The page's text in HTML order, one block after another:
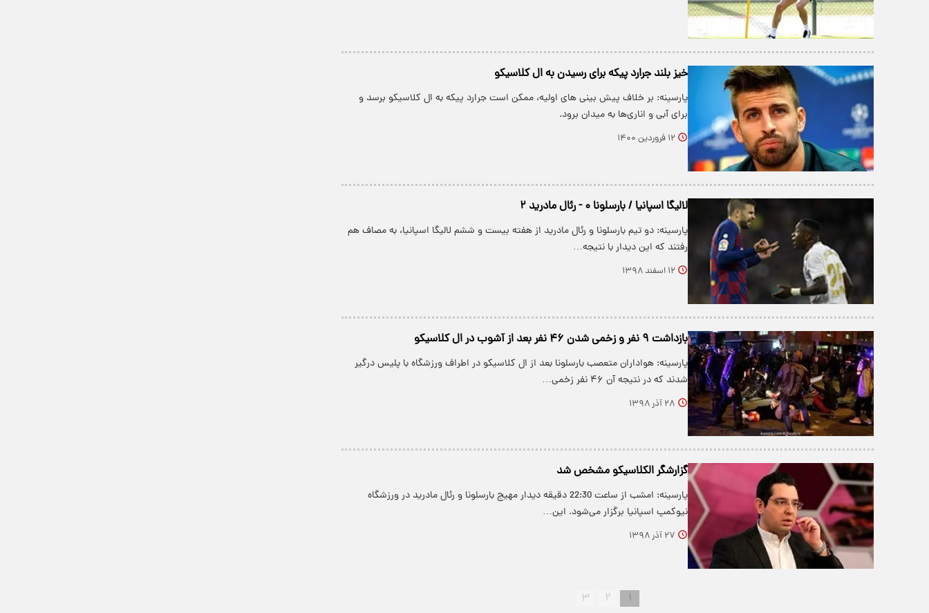
خیز بلند جرارد پیکه برای رسیدن به ال کلاسیکو
پارسینه: بر خلاف پیش بینی های اولیه، ممکن است جرارد پیکه به ال کلاسیکو برسد و
برای آبی و اناری‌ها به میدان برود.
۱۲ فروردین ۱۴۰۰
لالیگا اسپانیا / بارسلونا ۰ - رئال مادرید ۲
پارسینه: دو تیم بارسلونا و رئال مادرید از هفته بیست و ششم لالیگا اسپانیا، به مصاف هم
رفتند که این دیدار با نتیجه…
۱۲ اسفند ۱۳۹۸
بازداشت ۹ نفر و زخمی شدن ۴۶ نفر بعد از آشوب در ال کلاسیکو
پارسینه: هواداران متعصب بارسلونا بعد از ال کلاسیکو در اطراف ورزشگاه با پلیس درگیر
شدند که در نتیجه آن‌ ۴۶ نفر زخمی…
۲۸ آذر ۱۳۹۸
گزارشگر الکلاسیکو مشخص شد
پارسینه: امشب از ساعت 22:30 دقیقه دیدار مهیج بارسلونا و رئال مادرید در ورزشگاه
نیوکمپ اسپانیا برگزار می‌شود. این…
۲۷ آذر ۱۳۹۸
۱ ۲ ۳